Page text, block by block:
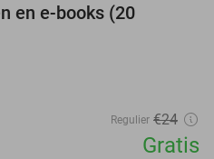
en e-books (20
Regulier €24
Gratis